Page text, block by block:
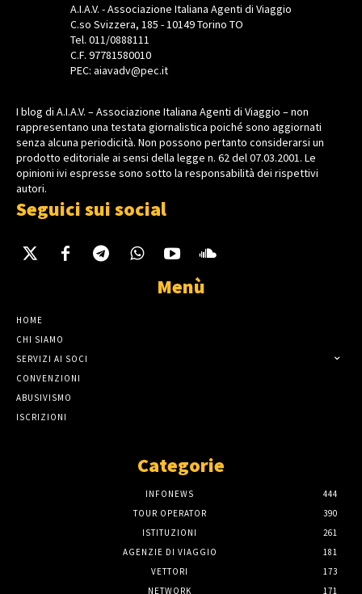
A.I.A.V. - Associazione Italiana Agenti di Viaggio
C.so Svizzera, 185 - 10149 Torino TO
Tel. 011/0888111
C.F. 97781580010
PEC: aiavadv@pec.it
I blog di A.I.A.V. – Associazione Italiana Agenti di Viaggio – non
rappresentano una testata giornalistica poiché sono aggiornati
senza alcuna periodicità. Non possono pertanto considerarsi un
prodotto editoriale ai sensi della legge n. 62 del 07.03.2001. Le
opinioni ivi espresse sono sotto la responsabilità dei rispettivi
autori.
Seguici sui social
Menù
HOME
CHI SIAMO
SERVIZI AI SOCI
CONVENZIONI
ABUSIVISMO
ISCRIZIONI
Categorie
INFONEWS
444
TOUR OPERATOR
390
ISTITUZIONI
261
AGENZIE DI VIAGGIO
181
VETTORI
173
NETWORK
171